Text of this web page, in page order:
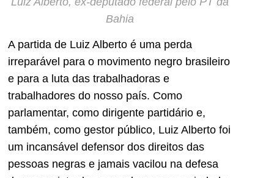
Bahia
A partida de Luiz Alberto é uma perda
irreparável para o movimento negro brasileiro
e para a luta das trabalhadoras e
trabalhadores do nosso país. Como
parlamentar, como dirigente partidário e,
também, como gestor público, Luiz Alberto foi
um incansável defensor dos direitos das
pessoas negras e jamais vacilou na defesa